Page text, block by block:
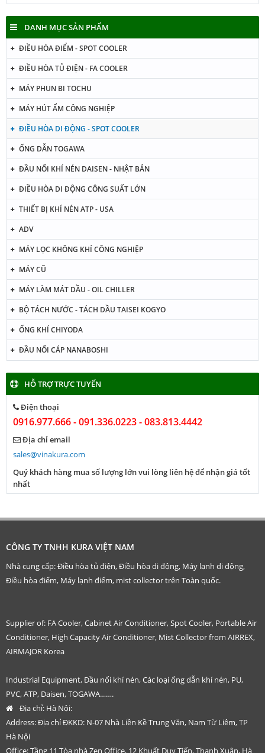
DANH MỤC SẢN PHẨM
ĐIỀU HÒA ĐIỂM - SPOT COOLER
ĐIỀU HÒA TỦ ĐIỆN - FA COOLER
MÁY PHUN BI TOCHU
MÁY HÚT ẨM CÔNG NGHIỆP
ĐIỀU HÒA DI ĐỘNG - SPOT COOLER
ỐNG DẪN TOGAWA
ĐẦU NỐI KHÍ NÉN DAISEN - NHẬT BẢN
ĐIỀU HÒA DI ĐỘNG CÔNG SUẤT LỚN
THIẾT BỊ KHÍ NÉN ATP - USA
ADV
MÁY LỌC KHÔNG KHÍ CÔNG NGHIỆP
MÁY CŨ
MÁY LÀM MÁT DẦU - OIL CHILLER
BỘ TÁCH NƯỚC - TÁCH DẦU TAISEI KOGYO
ỐNG KHÍ CHIYODA
ĐẦU NỐI CÁP NANABOSHI
HỖ TRỢ TRỰC TUYẾN
Điện thoại
0916.977.666 - 091.336.0223 - 083.813.4442
Địa chỉ email
sales@vinakura.com
Quý khách hàng mua số lượng lớn vui lòng liên hệ để nhận giá tốt
nhất
CÔNG TY TNHH KURA VIỆT NAM
Nhà cung cấp: Điều hòa tủ điện, Điều hòa di động, Máy lạnh di động,
Điều hòa điểm, Máy lạnh điểm, mist collector trên Toàn quốc.
Supplier of: FA Cooler, Cabinet Air Conditioner, Spot Cooler, Portable Air
Conditioner, High Capacity Air Conditioner, Mist Collector from AIRREX,
AIRMAJOR Korea
Industrial Equipment, Đầu nối khí nén, Các loại ống dẫn khí nén, PU,
PVC, ATP, Daisen, TOGAWA…….
Địa chỉ: Hà Nội:
Address: Địa chỉ ĐKKD: N-07 Nhà Liền Kề Trung Văn, Nam Từ Liêm, TP
Hà Nội
Office: Tầng 11 Tòa nhà Zen Office, 12 Khuất Duy Tiến, Thanh Xuân, Hà